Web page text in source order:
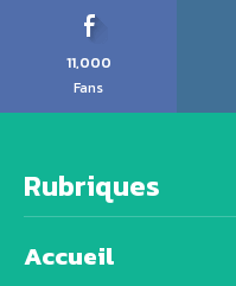
11,000
Fans
Rubriques
Accueil